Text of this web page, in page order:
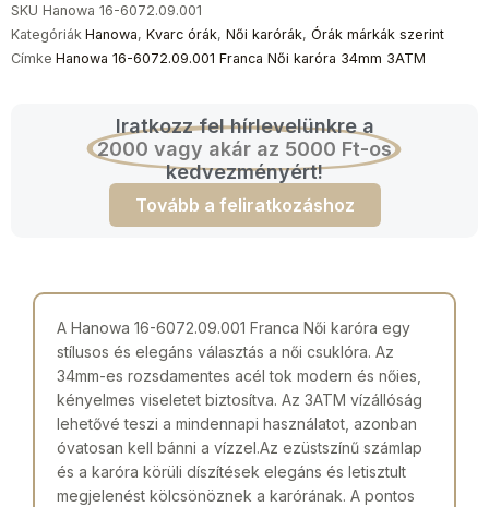
SKU Hanowa 16-6072.09.001
Kategóriák Hanowa, Kvarc órák, Női karórák, Órák márkák szerint
Címke Hanowa 16-6072.09.001 Franca Női karóra 34mm 3ATM
Iratkozz fel hírlevelünkre a
2000 vagy akár az 5000 Ft-os
kedvezményért!
Tovább a feliratkozáshoz
A Hanowa 16-6072.09.001 Franca Női karóra egy
stílusos és elegáns választás a női csuklóra. Az
34mm-es rozsdamentes acél tok modern és nőies,
kényelmes viseletet biztosítva. Az 3ATM vízállóság
lehetővé teszi a mindennapi használatot, azonban
óvatosan kell bánni a vízzel.Az ezüstszínű számlap
és a karóra körüli díszítések elegáns és letisztult
megjelenést kölcsönöznek a karórának. A pontos